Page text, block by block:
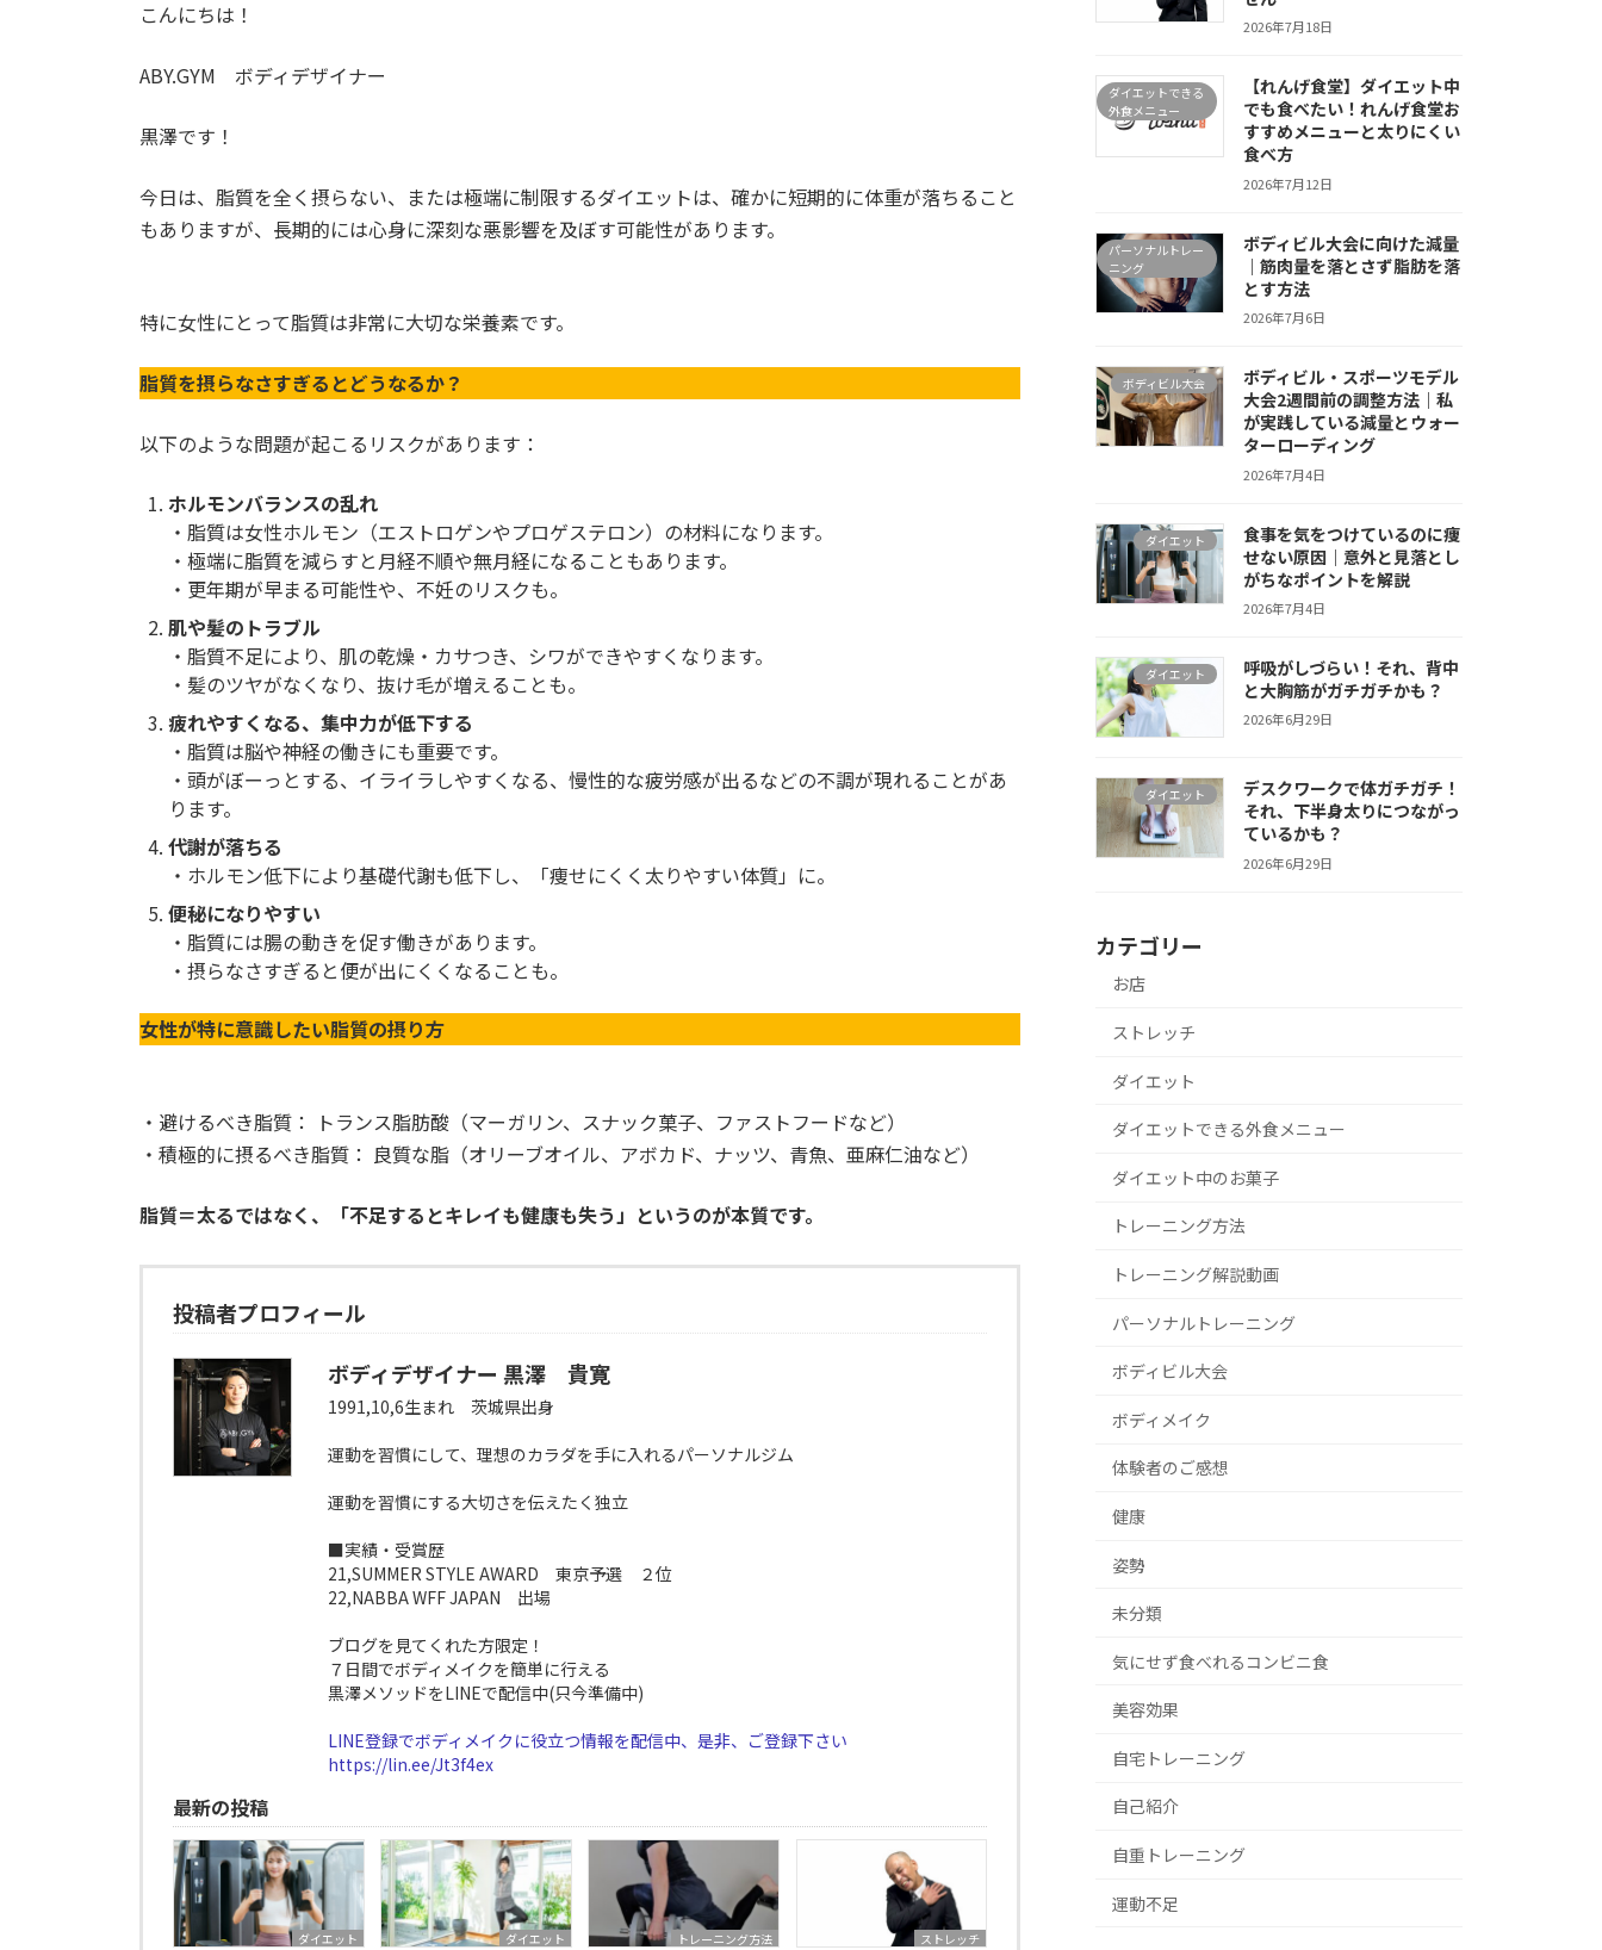
こんにちは！
ABY.GYM ボディデザイナー
黒澤です！
今日は、脂質を全く摂らない、または極端に制限するダイエットは、確かに短期的に体重が落ちること
もありますが、長期的には心身に深刻な悪影響を及ぼす可能性があります。
特に女性にとって脂質は非常に大切な栄養素です。
脂質を摂らなさすぎるとどうなるか？
以下のような問題が起こるリスクがあります：
ホルモンバランスの乱れ
・脂質は女性ホルモン（エストロゲンやプロゲステロン）の材料になります。
・極端に脂質を減らすと月経不順や無月経になることもあります。
・更年期が早まる可能性や、不妊のリスクも。
肌や髪のトラブル
・脂質不足により、肌の乾燥・カサつき、シワができやすくなります。
・髪のツヤがなくなり、抜け毛が増えることも。
疲れやすくなる、集中力が低下する
・脂質は脳や神経の働きにも重要です。
・頭がぼーっとする、イライラしやすくなる、慢性的な疲労感が出るなどの不調が現れることがあ
ります。
代謝が落ちる
・ホルモン低下により基礎代謝も低下し、「痩せにくく太りやすい体質」に。
便秘になりやすい
・脂質には腸の動きを促す働きがあります。
・摂らなさすぎると便が出にくくなることも。
女性が特に意識したい脂質の摂り方
・避けるべき脂質： トランス脂肪酸（マーガリン、スナック菓子、ファストフードなど）
・積極的に摂るべき脂質： 良質な脂（オリーブオイル、アボカド、ナッツ、青魚、亜麻仁油など）
脂質＝太るではなく、「不足するとキレイも健康も失う」というのが本質です。
投稿者プロフィール
ボディデザイナー 黒澤 貴寛
1991,10,6生まれ 茨城県出身
運動を習慣にして、理想のカラダを手に入れるパーソナルジム
運動を習慣にする大切さを伝えたく独立
■実績・受賞歴
21,SUMMER STYLE AWARD 東京予選 ２位
22,NABBA WFF JAPAN 出場
ブログを見てくれた方限定！
７日間でボディメイクを簡単に行える
黒澤メソッドをLINEで配信中(只今準備中)
LINE登録でボディメイクに役立つ情報を配信中、是非、ご登録下さい
https://lin.ee/Jt3f4ex
最新の投稿
ダイエット
ダイエット
トレーニング方法
ストレッチ
2026年7月18日
ダイエットできる
外食メニュー
【れんげ食堂】ダイエット中
でも食べたい！れんげ食堂お
すすめメニューと太りにくい
食べ方
2026年7月12日
パーソナルトレー
ニング
ボディビル大会に向けた減量
｜筋肉量を落とさず脂肪を落
とす方法
2026年7月6日
ボディビル大会
ボディビル・スポーツモデル
大会2週間前の調整方法｜私
が実践している減量とウォー
ターローディング
2026年7月4日
ダイエット
食事を気をつけているのに痩
せない原因｜意外と見落とし
がちなポイントを解説
2026年7月4日
ダイエット
呼吸がしづらい！それ、背中
と大胸筋がガチガチかも？
2026年6月29日
ダイエット
デスクワークで体ガチガチ！
それ、下半身太りにつながっ
ているかも？
2026年6月29日
カテゴリー
お店
ストレッチ
ダイエット
ダイエットできる外食メニュー
ダイエット中のお菓子
トレーニング方法
トレーニング解説動画
パーソナルトレーニング
ボディビル大会
ボディメイク
体験者のご感想
健康
姿勢
未分類
気にせず食べれるコンビニ食
美容効果
自宅トレーニング
自己紹介
自重トレーニング
運動不足